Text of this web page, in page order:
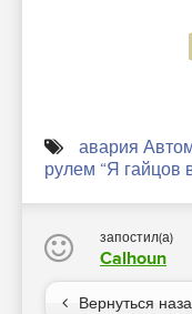
авария
рулем “Я
запостил(а)
Calhoun
Вернуться